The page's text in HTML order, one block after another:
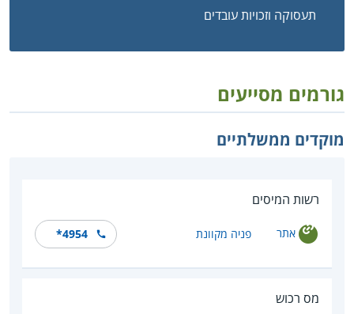
תעסוקה וזכויות עובדים
גורמים מסייעים
מוקדים ממשלתיים
רשות המיסים
אתר פניה מקוונת *4954
מס רכוש